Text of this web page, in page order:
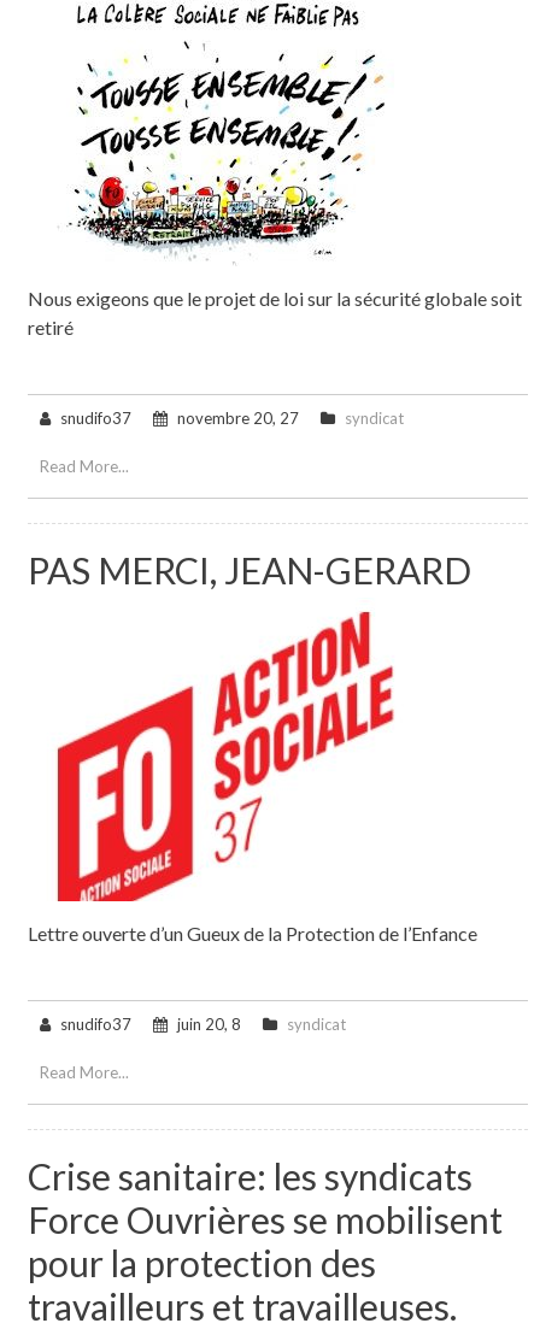
Nous exigeons que le projet de loi sur la sécurité globale soit
retiré
snudifo37 novembre 20, 27 syndicat
Read More...
PAS MERCI, JEAN-GERARD
Lettre ouverte d’un Gueux de la Protection de l’Enfance
snudifo37 juin 20, 8 syndicat
Read More...
Crise sanitaire: les syndicats
Force Ouvrières se mobilisent
pour la protection des
travailleurs et travailleuses.